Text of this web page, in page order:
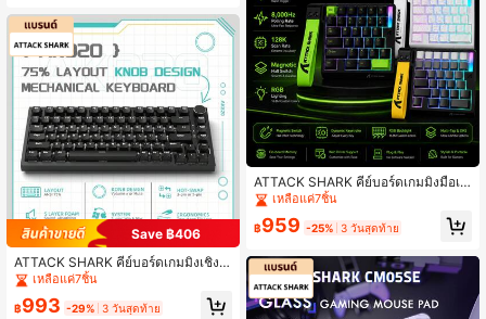
W3311 สวิตช์ HUYU ปุ่มโปรแกรมได้
5 ปุ่ม รองรับ PC
Save ฿406
ATTACK SHARK คีย์บอร์ดเกมมิ่งเชิงก
ล AJAZZ AK820 พร้อมปุ่มหมุน, คีย์บอ
ร์ด 75%, Hot-Swappable, Type-C แ
บบมีสาย, โฟมดูดซับเสียง 5 ชั้น, ไฟแบ็
เหลือแค่7ชิ้น
฿993 -29% 3 วันสุดท้าย
ATTACK SHARK คีย์บอร์ดเกมมิ่งมือเดี
ยว M36 เวลาตอบสนอง 0.01ms ความ
หน่วงต่ำพิเศษ 0.125ms ปุ่มสวิตช์แม่เห
ล็กเร็ว 36 ปุ่ม พร้อมสายถัก RGB
เหลือแค่7ชิ้น
฿959 -25% 3 วันสุดท้าย